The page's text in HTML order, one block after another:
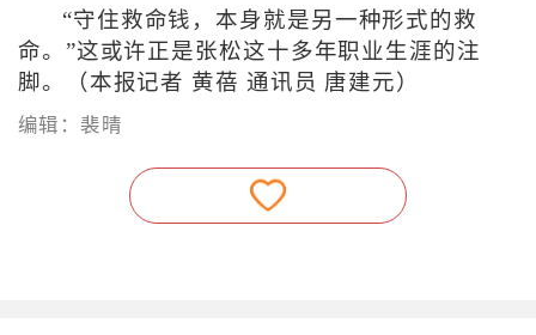
“守住救命钱，本身就是另一种形式的救
命。”这或许正是张松这十多年职业生涯的注
脚。（本报记者 黄蓓 通讯员 唐建元）
编辑：裴晴